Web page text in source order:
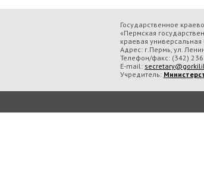
Государственное
«Пермская
краевая универсальная
Адрес: г.Пермь, ул.
Телефон/факс: (342)
E-mail:
Учредитель:
Во время посещения сайта Государственное краевое
обрабатываем данные с использованием метрических